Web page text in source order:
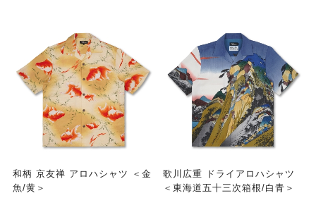
和柄 京友禅 アロハシャツ ＜金
魚/黄＞
歌川広重 ドライアロハシャツ
＜東海道五十三次箱根/白青＞